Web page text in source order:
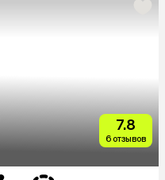
7.8
6 отзывов